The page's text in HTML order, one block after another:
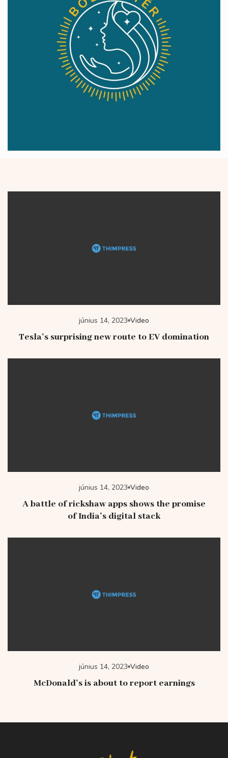
június 14, 2023 Video
Tesla’s surprising new route to EV domination
június 14, 2023 Video
A battle of rickshaw apps shows the promise
of India’s digital stack
június 14, 2023 Video
McDonald’s is about to report earnings